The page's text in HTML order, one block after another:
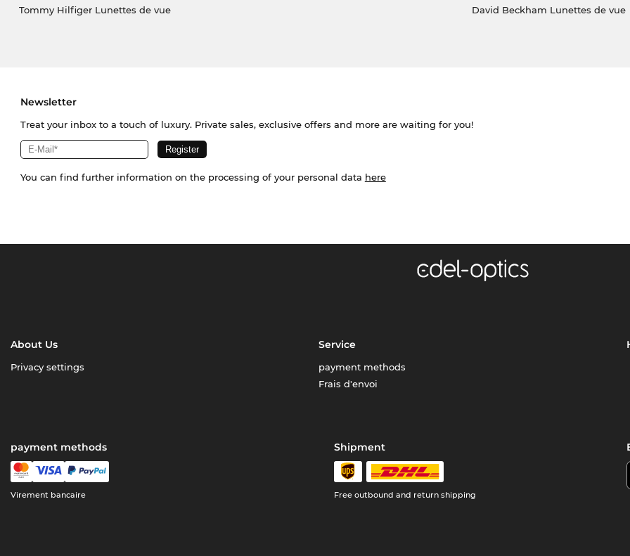
Tommy Hilfiger Lunettes de vue
David Beckham Lunettes de vue
Newsletter
Treat your inbox to a touch of luxury. Private sales, exclusive offers and more are waiting for you!
You can find further information on the processing of your personal data here
About Us
Privacy settings
Service
payment methods
Frais d'envoi
payment methods
Virement bancaire
Shipment
Free outbound and return shipping